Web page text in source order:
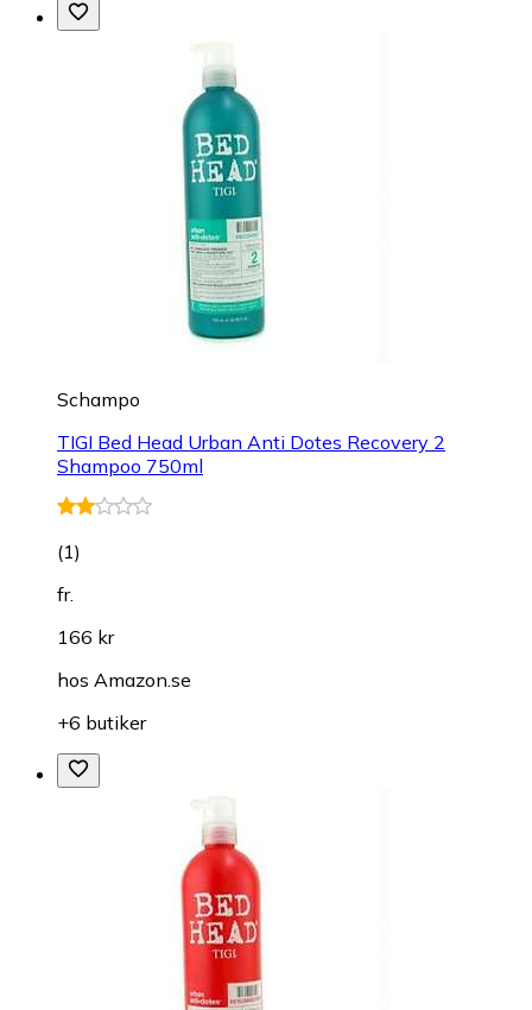
Schampo
TIGI Bed Head Urban Anti Dotes Recovery 2
Shampoo 750ml
(1)
fr.
166 kr
hos Amazon.se
+6 butiker